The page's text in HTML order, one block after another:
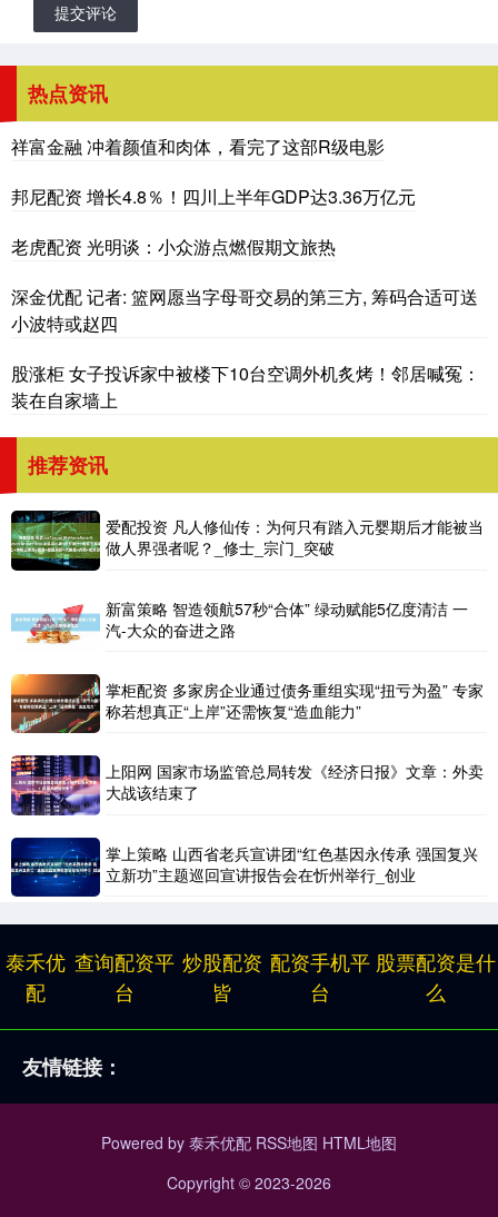
提交评论
热点资讯
祥富金融 冲着颜值和肉体，看完了这部R级电影
邦尼配资 增长4.8％！四川上半年GDP达3.36万亿元
老虎配资 光明谈：小众游点燃假期文旅热
深金优配 记者: 篮网愿当字母哥交易的第三方, 筹码合适可送
小波特或赵四
股涨柜 女子投诉家中被楼下10台空调外机炙烤！邻居喊冤：
装在自家墙上
推荐资讯
爱配投资 凡人修仙传：为何只有踏入元婴期后才能被当
做人界强者呢？_修士_宗门_突破
新富策略 智造领航57秒“合体” 绿动赋能5亿度清洁 一
汽-大众的奋进之路
掌柜配资 多家房企业通过债务重组实现“扭亏为盈” 专家
称若想真正“上岸”还需恢复“造血能力”
上阳网 国家市场监管总局转发《经济日报》文章：外卖
大战该结束了
掌上策略 山西省老兵宣讲团“红色基因永传承 强国复兴
立新功”主题巡回宣讲报告会在忻州举行_创业
泰禾优
配
查询配资平
台
炒股配资
皆
配资手机平
台
股票配资是什
么
友情链接：
Powered by 泰禾优配 RSS地图 HTML地图
Copyright © 2023-2026